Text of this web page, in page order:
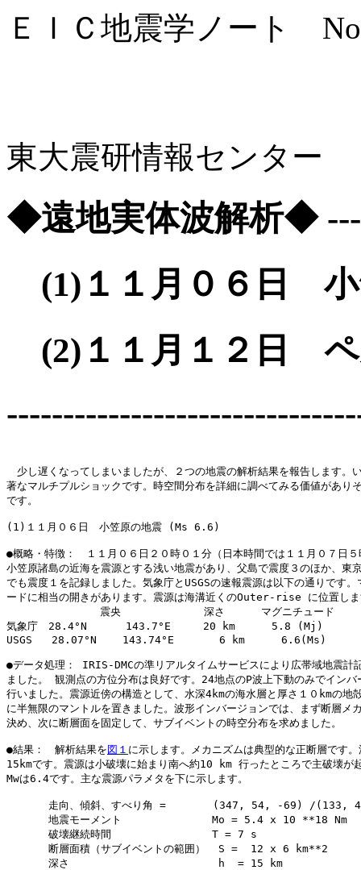
ＥＩＣ地震学ノ
東大震研情報センター
◆遠地実体波解析◆
(1)１１月０６日 小
(2)１１月１２日 ペ
少し遅くなってしまいましたが、２つの地震の解析結果を報告します。
著なマルチプルショックです。時空間分布を詳細に調べてみる価値があり
です。
(1)１１月０６日　小笠原の地震 (Ms 6.6)
●概略・特徴：　１１月０６日２０時０１分（日本時間では１１月０７日
小笠原諸島の近海を震源とする浅い地震があり、父島で震度３のほか、東
でも震度１を記録しました。気象庁とUSGSの速報震源は以下の通りです。
ードに相当の開きがあります。震源は海溝近くのOuter-rise に位置し
震央　　　        深さ　    マグニチュード
気象庁　28.4°N      143.7°E     20 km  　  5.8 (Mj)
USGS   28.07°N    143.74°E       6 km 　   6.6(Ms)
●データ処理： IRIS-DMCの準リアルタイムサービスにより広帯域地震計
ました。 観測点の方位分布は良好です。24地点のP波上下動のみでインバ
行いました。震源近傍の構造として、水深4kmの海水層と厚さ１０kmの地
に半無限のマントルを置きました。波形インバージョンでは、まず断層メ
決め、次に断層面を固定して、サブイベントの時空分布を求めました。
●結果：　解析結果を 図１ に示します。メカニズムは典型的な正断層です
15kmです。震源は小破壊に始まり南へ約10 km 行ったところで主破壊が
Mwは6.4です。主な震源パラメタを下に示します。
走向、傾斜、すべり角 = 　   　(347, 54, -69) /(133,
地震モーメント　　　　　　　　 Mo = 5.4 x 10 **18 Nm
破壊継続時間　　　　　　　 　　T = 7 s
断層面積（サブイベントの範囲）  S =  12 x 6 km**2
深さ　　　　　　　 　　　　　　 h  = 15 km